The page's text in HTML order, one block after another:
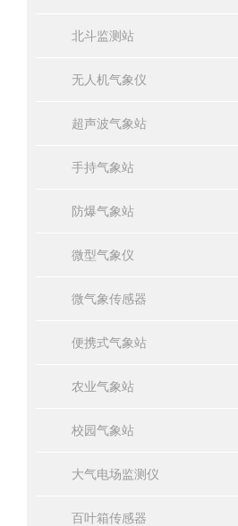
北斗监测站
无人机气象仪
超声波气象站
手持气象站
防爆气象站
微型气象仪
微气象传感器
便携式气象站
农业气象站
校园气象站
大气电场监测仪
百叶箱传感器